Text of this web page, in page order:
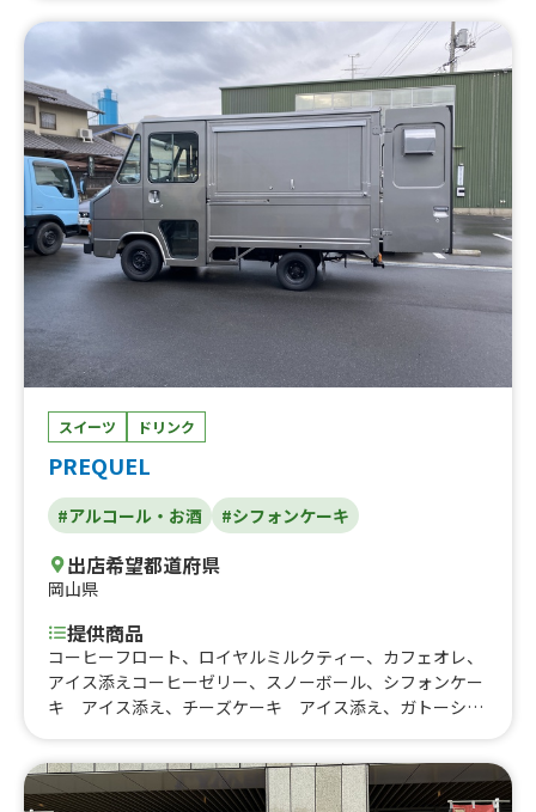
ベーシック
スイーツ ドリンク
PREQUEL
#アルコール・お酒 #シフォンケーキ
出店希望都道府県
岡山県
提供商品
コーヒーフロート、ロイヤルミルクティー、カフェオレ、
アイス添えコーヒーゼリー、スノーボール、シフォンケー
キ アイス添え、チーズケーキ アイス添え、ガトーショ
ャイ